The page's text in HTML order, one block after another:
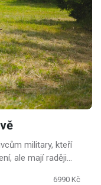
military, kteří
ale mají raději
6990 Kč